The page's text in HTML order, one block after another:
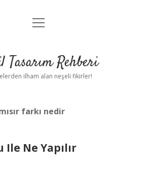
Anasayfa
Yasal Uyarı
menüyü
Tasarım Rehberi
ilham alan neşeli fikirler!
farkı nedir
Ile Ne Yapılır